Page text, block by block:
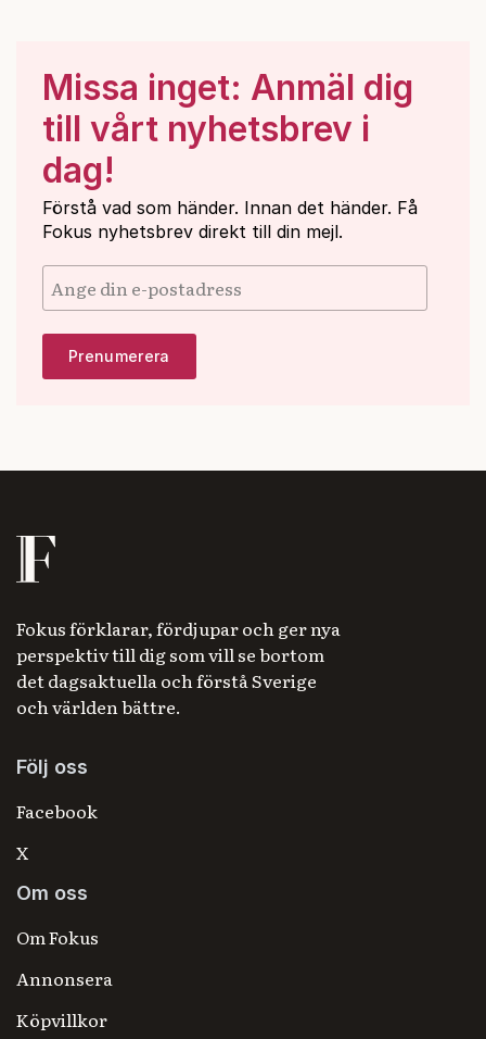
Missa inget: Anmäl dig
till vårt nyhetsbrev i
dag!
Förstå vad som händer. Innan det händer. Få
Fokus nyhetsbrev direkt till din mejl.
Fokus förklarar, fördjupar och ger nya
perspektiv till dig som vill se bortom
det dagsaktuella och förstå Sverige
och världen bättre.
Följ oss
Facebook
X
Om oss
Om Fokus
Annonsera
Köpvillkor